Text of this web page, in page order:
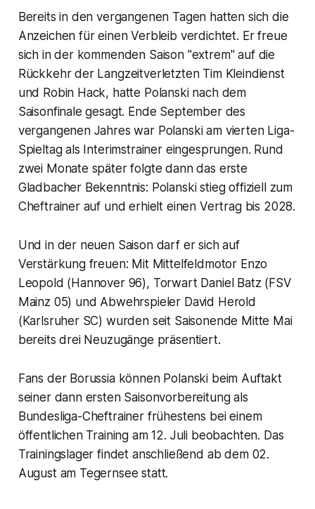
Bereits in den vergangenen Tagen hatten sich die
Anzeichen für einen Verbleib verdichtet. Er freue
sich in der kommenden Saison "extrem" auf die
Rückkehr der Langzeitverletzten Tim Kleindienst
und Robin Hack, hatte Polanski nach dem
Saisonfinale gesagt. Ende September des
vergangenen Jahres war Polanski am vierten Liga-
Spieltag als Interimstrainer eingesprungen. Rund
zwei Monate später folgte dann das erste
Gladbacher Bekenntnis: Polanski stieg offiziell zum
Cheftrainer auf und erhielt einen Vertrag bis 2028.
Und in der neuen Saison darf er sich auf
Verstärkung freuen: Mit Mittelfeldmotor Enzo
Leopold (Hannover 96), Torwart Daniel Batz (FSV
Mainz 05) und Abwehrspieler David Herold
(Karlsruher SC) wurden seit Saisonende Mitte Mai
bereits drei Neuzugänge präsentiert.
Fans der Borussia können Polanski beim Auftakt
seiner dann ersten Saisonvorbereitung als
Bundesliga-Cheftrainer frühestens bei einem
öffentlichen Training am 12. Juli beobachten. Das
Trainingslager findet anschließend ab dem 02.
August am Tegernsee statt.